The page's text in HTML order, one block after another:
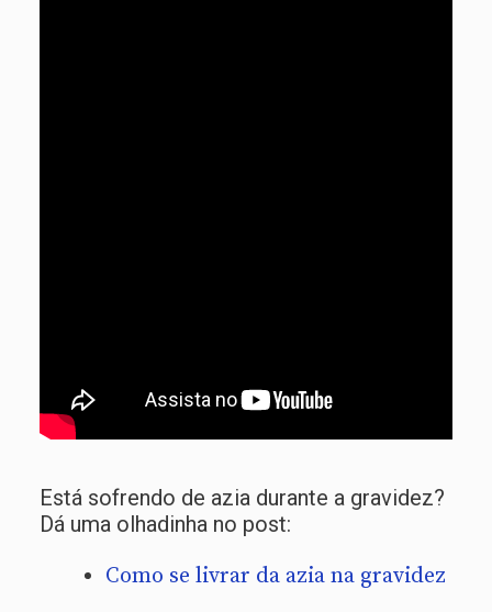
Está sofrendo de azia durante a gravidez?
Dá uma olhadinha no post:
Como se livrar da azia na gravidez